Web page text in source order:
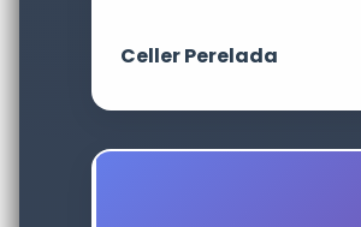
Celler Perelada